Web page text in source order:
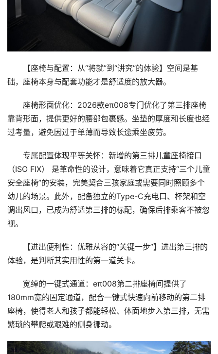
首
公
司
财
【座椅与配置：从“将就”到“讲究”的体验】空间是基
础，座椅本身与配套功能才是舒适度的放大器。
座椅形面优化：2026款eπ008专门优化了第三排座椅
靠背形面，提供更好的腰部包裹感。坐垫的厚度和长度也经
过考量，避免因过于单薄而导致长途乘坐疲劳。
专属配置体现平等关怀：新增的第三排儿童座椅接口
（ISO FIX） 是革命性的设计，意味着它真正支持“三个儿童
安全座椅”的安装，完美契合三孩家庭或需要同时照顾多个
幼儿的场景。此外，配备独立的Type-C充电口、杯架和空
调出风口，已成为舒适第三排的标配，确保后排乘客不被忽
视。
【进出便利性：优雅从容的“关键一步”】进出第三排的
体验，是判断其实用性的第一道关卡。
宽绰的一键式通道：eπ008第二排座椅间提供了
180mm宽的固定通道，配合一键式快速向前移动的第二排
座椅，使得老人和孩子都能轻松、体面地步入第三排，无需
繁琐的攀爬或艰难的侧身挪动。